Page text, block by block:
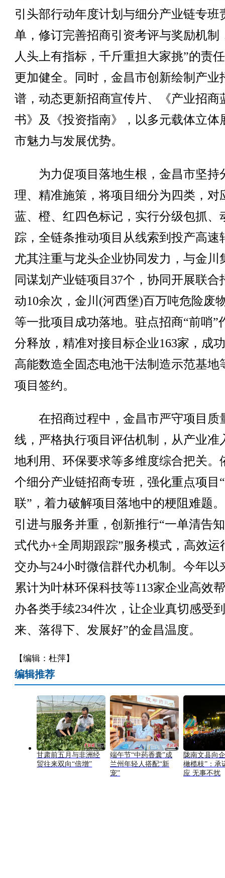
引头部行动年度计划与细分产业链专班
单，修订完善招商引资考评与奖励机制
人头上有指标，千斤重担大家挑”的责
更加健全。同时，金昌市创新绘制产业
谱，动态更新招商宣传片、《产业招商
书》及《投资指南》，以多元载体立体
市魅力与发展优势。
为力促项目落地生根，金昌市坚持
理、精准施策，将项目细分为四类，对
蓝、橙、红四色标记，实行分级包抓、
踪，全链条推动项目从线索到投产高速
尤其注重与龙头企业协同发力，与金川
同谋划产业链项目37个，协同开展联合
动10余次，金川(河西堡)百万吨危险废
等一批项目成功落地。驻点招商“前哨”
分释放，精准对接目标企业163家，成
高能数造全固态电池干法制造示范基地
项目签约。
在招商过程中，金昌市严守项目质
线，严格执行项目评估机制，从产业准
地利用、环保要求等多维度综合把关。
个细分产业链招商专班，强化重点项目
联”，着力破解项目落地中的梗阻难题
引进与服务并重，创新推行“一单清告
式代办+全周期跟踪”服务模式，高效运
交办与24小时微信群代办机制。今年以
累计为叶林环保科技等113家企业高效
办各类手续234件次，让企业真切感受
来、落得下、发展好”的金昌温度。
【编辑：杜萍】
编辑推荐
甘肃前五月与非洲经
贸往来双向“倍增”
端午节“中药香囊”成
兰州年轻人搭配“新
宠”
陇南文县向
橄榄枝”：承
应 无事不扰